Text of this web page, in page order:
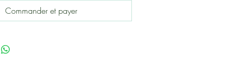
Commander et payer